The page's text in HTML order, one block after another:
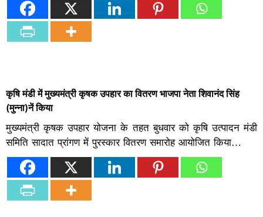
कृषि मंडी में मुख्यमंत्री कृषक उपहार का वितरण भाजपा नेता शिवानंद सिंह
(मुन्ना)नें किया
मुख्यमंत्री कृषक उपहार योजना के तहत बुधवार को कृषि उत्पादन मंडी
समिति सादात प्रांगण में पुरस्कार वितरण समारोह आयोजित किया…